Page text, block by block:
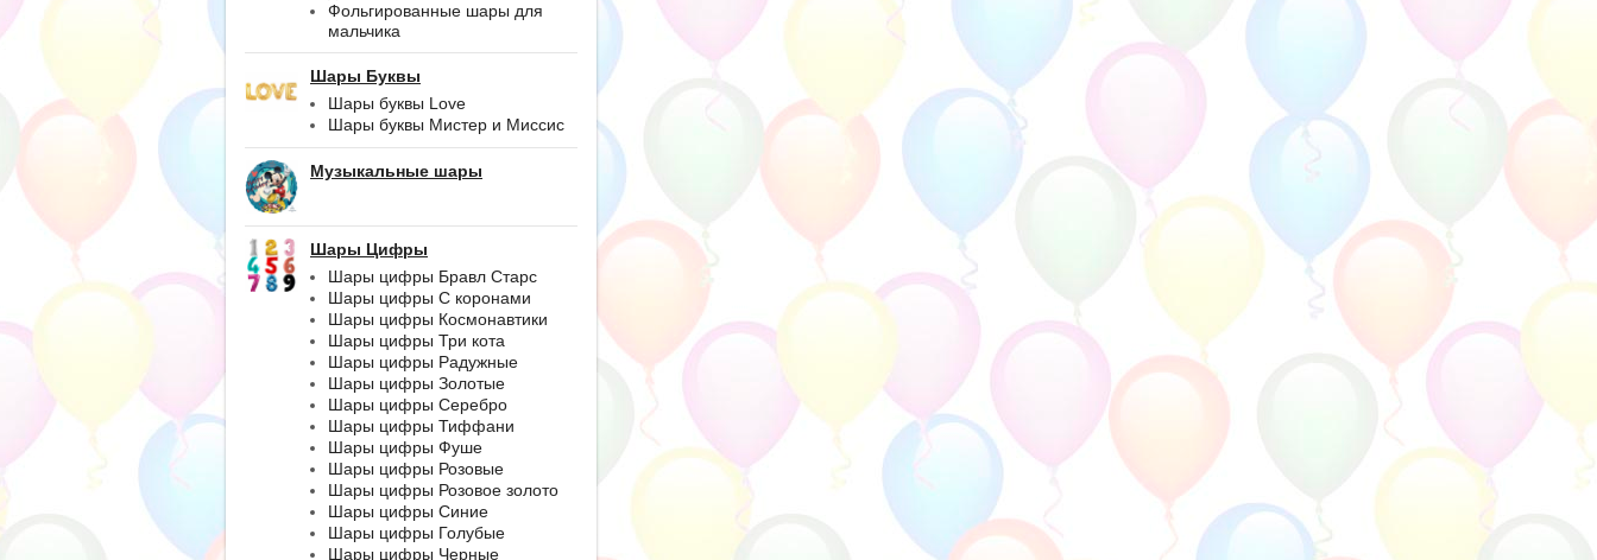
Фольгированные шары для
мальчика
Шары Буквы
Шары буквы Love
Шары буквы Мистер и Миссис
Музыкальные шары
Шары Цифры
Шары цифры Бравл Старс
Шары цифры С коронами
Шары цифры Космонавтики
Шары цифры Три кота
Шары цифры Радужные
Шары цифры Золотые
Шары цифры Серебро
Шары цифры Тиффани
Шары цифры Фуше
Шары цифры Розовые
Шары цифры Розовое золото
Шары цифры Синие
Шары цифры Голубые
Шары цифры Черные